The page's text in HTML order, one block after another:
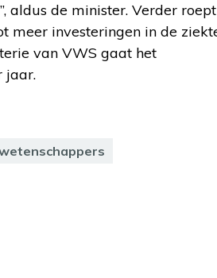
aldus de minister. Verder
meer investeringen in de
van VWS gaat het
jaar.